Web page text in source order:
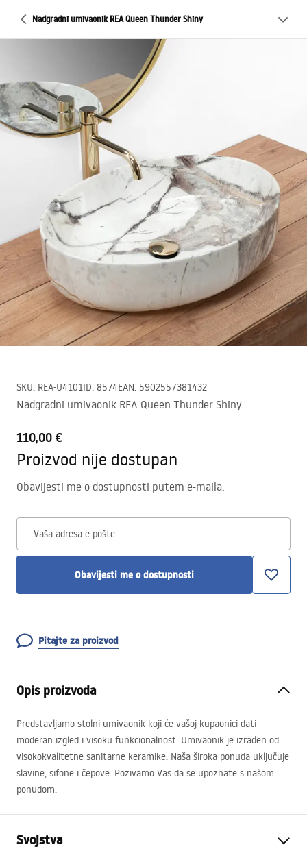
Nadgradni umivaonik REA Queen Thunder Shiny
SKU: REA-U4101ID: 8574EAN: 5902557381432
Nadgradni umivaonik REA Queen Thunder Shiny
110,00 €
Proizvod nije dostupan
Obavijesti me o dostupnosti putem e-maila.
Vaša adresa e-pošte
Obavijesti me o dostupnosti
Pitajte za proizvod
Opis proizvoda
Predstavljamo stolni umivaonik koji će vašoj kupaonici dati
moderan izgled i visoku funkcionalnost. Umivaonik je izrađen od
visokokvalitetne sanitarne keramike. Naša široka ponuda uključuje
slavine, sifone i čepove. Pozivamo Vas da se upoznate s našom
ponudom.
Svojstva